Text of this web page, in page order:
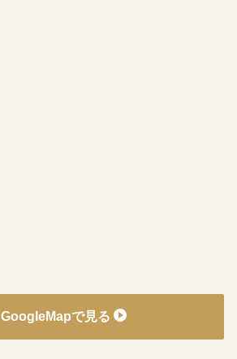
GoogleMapで見る